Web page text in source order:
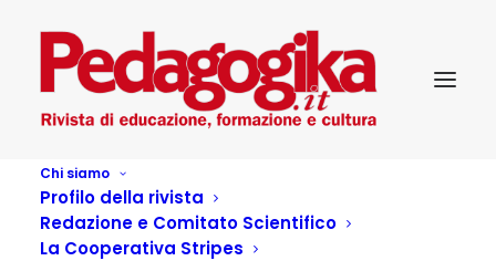
Chi siamo
Profilo della rivista
Redazione e Comitato Scientifico
La Cooperativa Stripes